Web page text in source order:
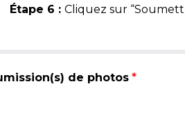
Étape 6 : Cliquez sur
de photos